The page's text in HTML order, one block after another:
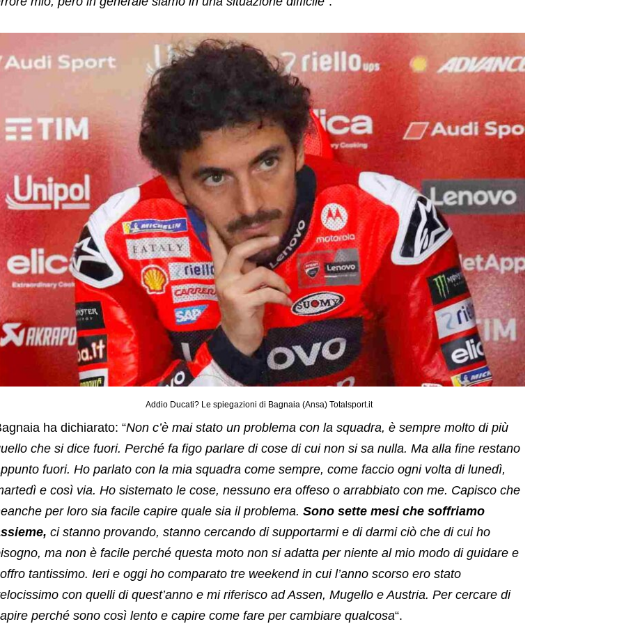
Addio Ducati? Le spiegazioni di Bagnaia (Ansa) Totalsport.it
ha dichiarato: “Non c’è mai stato un problema con la squadra, è sempre molto di più
che si dice fuori. Perché fa figo parlare di cose di cui non si sa nulla. Ma alla fine restano
fuori. Ho parlato con la mia squadra come sempre, come faccio ogni volta di lunedì,
e così via. Ho sistemato le cose, nessuno era offeso o arrabbiato con me. Capisco che
per loro sia facile capire quale sia il problema. Sono sette mesi che soffriamo
ci stanno provando, stanno cercando di supportarmi e di darmi ciò che di cui ho
ma non è facile perché questa moto non si adatta per niente al mio modo di guidare e
tantissimo. Ieri e oggi ho comparato tre weekend in cui l’anno scorso ero stato
con quelli di quest’anno e mi riferisco ad Assen, Mugello e Austria. Per cercare di
perché sono così lento e capire come fare per cambiare qualcosa“.